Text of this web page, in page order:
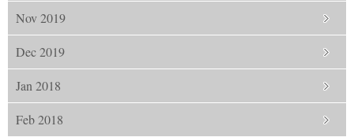
Nov 2019
Dec 2019
Jan 2018
Feb 2018